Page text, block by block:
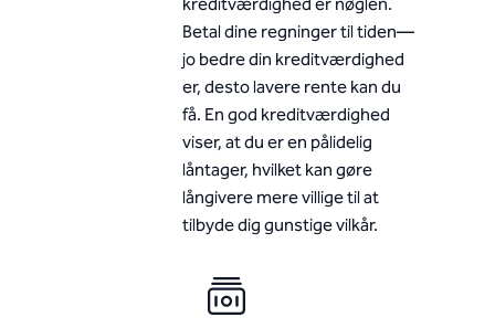
Betal dine regninger til tiden—
jo bedre din kreditværdighed
er, desto lavere rente kan du
få. En god kreditværdighed
viser, at du er en pålidelig
låntager, hvilket kan gøre
långivere mere villige til at
tilbyde dig gunstige vilkår.